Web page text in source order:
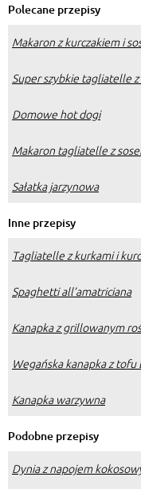
Polecane przepisy
Makaron z kurczakiem i
Super szybkie tagliatelle
Domowe hot dogi
Makaron tagliatelle z
Sałatka jarzynowa
Inne przepisy
Tagliatelle z kurkami i
Spaghetti all’amatriciana
Kanapka z grillowanym
Wegańska kanapka z tofu
Kanapka warzywna
Podobne przepisy
Dynia z napojem